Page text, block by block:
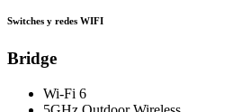
Switches y redes WIFI
Bridge
Wi-Fi 6